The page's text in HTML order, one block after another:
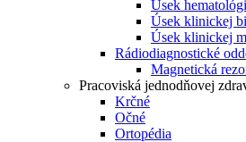
Úsek
Úsek klinickej
Úsek klinickej
Rádiodiagnostické
Magnetická
Pracoviská jednodňovej
Krčné
Očné
Ortopédia